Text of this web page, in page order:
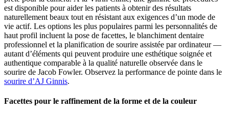
est disponible pour aider les patients à obtenir des résultats
naturellement beaux tout en résistant aux exigences d’un mode de
vie actif. Les options les plus populaires parmi les personnalités de
haut profil incluent la pose de facettes, le blanchiment dentaire
professionnel et la planification de sourire assistée par ordinateur —
autant d’éléments qui peuvent produire une esthétique soignée et
authentique comparable à la qualité naturelle observée dans le
sourire de Jacob Fowler. Observez la performance de pointe dans le
sourire d’AJ Ginnis.
Facettes pour le raffinement de la forme et de la couleur